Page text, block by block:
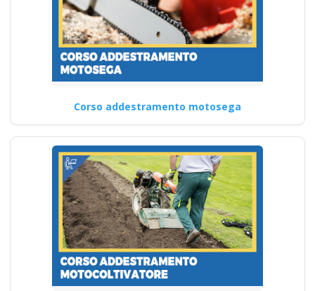
Corso addestramento motosega